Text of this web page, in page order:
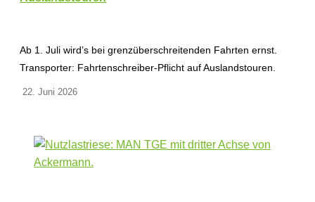
Ab 1. Juli wird’s bei grenzüberschreitenden Fahrten ernst.
Transporter: Fahrtenschreiber-Pflicht auf Auslandstouren.
22. Juni 2026